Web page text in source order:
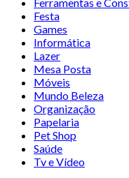
Festa
Games
Informática
Lazer
Mesa Posta
Móveis
Mundo Beleza
Organização
Papelaria
Pet Shop
Saúde
Tv e Vídeo